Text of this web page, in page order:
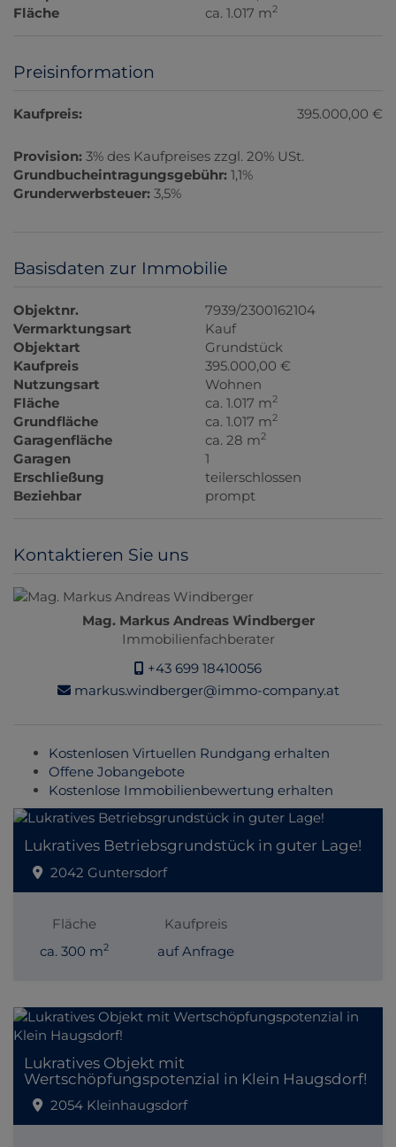
Fläche
ca. 1.017 m2
Preisinformation
Kaufpreis: 395.000,00 €
Provision: 3% des Kaufpreises zzgl. 20% USt.
Grundbucheintragungsgebühr: 1,1%
Grunderwerbsteuer: 3,5%
Basisdaten zur Immobilie
Objektnr.
7939/2300162104
Vermarktungsart
Kauf
Objektart
Grundstück
Kaufpreis
395.000,00 €
Nutzungsart
Wohnen
Fläche
ca. 1.017 m2
Grundfläche ca. 1.017 m2
Garagenfläche ca. 28 m2
Garagen
1
Erschließung
teilerschlossen
Beziehbar
prompt
Kontaktieren Sie uns
Mag. Markus Andreas Windberger
Immobilienfachberater
+43 699 18410056
markus.windberger@immo-company.at
Kostenlosen Virtuellen Rundgang erhalten
Offene Jobangebote
Kostenlose Immobilienbewertung erhalten
Lukratives Betriebsgrundstück in guter Lage!
2042 Guntersdorf
Fläche
ca. 300 m2
Kaufpreis
auf Anfrage
Lukratives Objekt mit
Wertschöpfungspotenzial in Klein Haugsdorf!
2054 Kleinhaugsdorf